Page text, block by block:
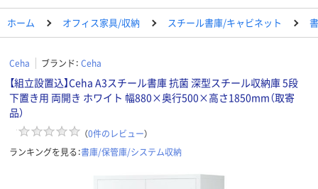
ホーム オフィス家具/収納 スチール書庫/キャビネット
Ceha ブランド： Ceha
【組立設置込】Ceha A3スチール書庫 抗菌 深型スチール収納庫 5段
下置き用 両開き ホワイト 幅880×奥行500×高さ1850mm（取寄
品）
（0件のレビュー）
ランキングを見る：書庫/保管庫/システム収納